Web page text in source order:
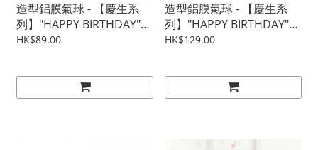
造型鋁膜氣球 - 【慶生系
列】"HAPPY BIRTHDAY"
裝飾組合 - 銀雨音符
HK$89.00
造型鋁膜氣球 - 【慶生系
列】"HAPPY BIRTHDAY"
裝飾組合 - 大蛋糕
HK$129.00